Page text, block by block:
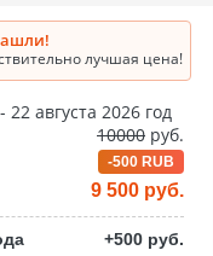
лучшая цена!
22 августа 2026 год
10000 руб.
-500 RUB
9 500 руб.
+500 руб.